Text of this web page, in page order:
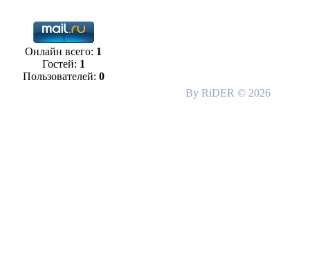
Онлайн всего: 1
Гостей: 1
Пользователей: 0
By RiDER © 2026